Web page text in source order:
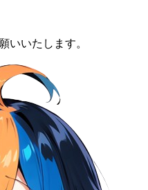
いいたします。